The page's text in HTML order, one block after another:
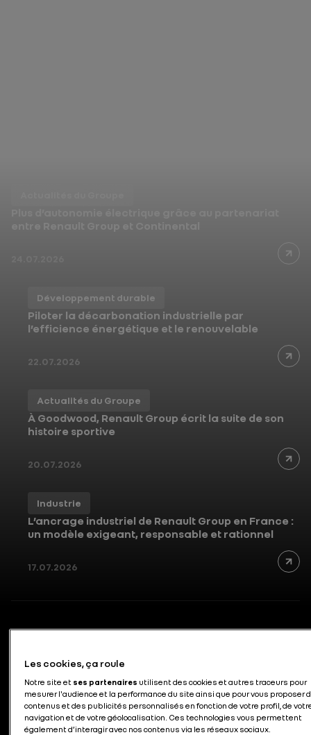
Développement durable
Piloter la décarbonation industrielle par
l’efficience énergétique et le renouvelable
22.07.2026
Actualités du Groupe
À Goodwood, Renault Group écrit la suite de son
histoire sportive
20.07.2026
Industrie
L’ancrage industriel de Renault Group en France :
un modèle exigeant, responsable et rationnel
17.07.2026
par thématiques
Les cookies, ça roule
Notre site et ses partenaires utilisent des cookies et autres traceurs pour
mesurer l'audience et la performance du site ainsi que pour vous proposer
contenus et des publicités personnalisés en fonction de votre profil, de
navigation et de votre géolocalisation. Ces technologies vous permettent
également d’interagir avec nos contenus via les réseaux sociaux.